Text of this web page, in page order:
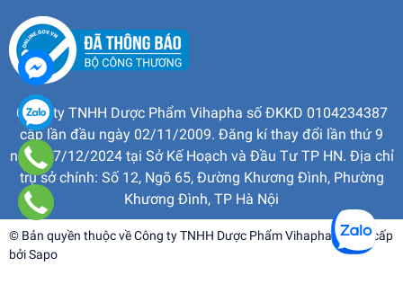
Công ty TNHH Dược Phẩm Vihapha số ĐKKD 0104234387
cấp lần đầu ngày 02/11/2009. Đăng kí thay đổi lần thứ 9
ngày 17/12/2024 tại Sở Kế Hoạch và Đầu Tư TP HN. Địa chỉ
trụ sở chính: Số 12, Ngõ 65, Đường Khương Đình, Phường
Khương Đình, TP Hà Nội
© Bản quyền thuộc vềCông ty TNHH Dược Phẩm Vihapha| Cung cấp
bởiSapo